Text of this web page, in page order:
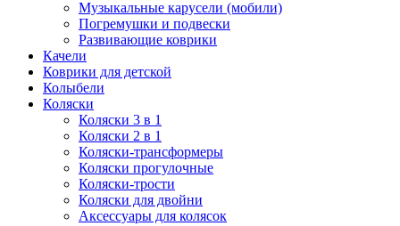
Музыкальные карусели (мобили)
Погремушки и подвески
Развивающие коврики
Качели
Коврики для детской
Колыбели
Коляски
Коляски 3 в 1
Коляски 2 в 1
Коляски-трансформеры
Коляски прогулочные
Коляски-трости
Коляски для двойни
Аксессуары для колясок